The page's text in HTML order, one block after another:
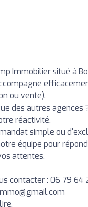
Immobilier situé à
ou vente).
des autres agences
réactivité.
simple ou
équipe pour
attentes.
contacter : 06 79 64